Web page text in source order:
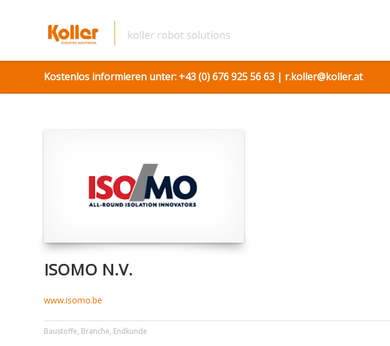
Kostenlos informieren unter: +43 (0) 676 925 56 63 | r.koller@koller.at
ISOMO N.V.
www.isomo.be
Baustoffe, Branche, Endkunde